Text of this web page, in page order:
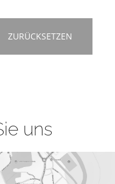
ZURÜCKSETZEN
uns